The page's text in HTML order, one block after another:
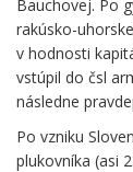
Bauchovej. Po
rakúsko-
v hodnosti
vstúpil do čsl
následne
Po vzniku
plukovníka (asi